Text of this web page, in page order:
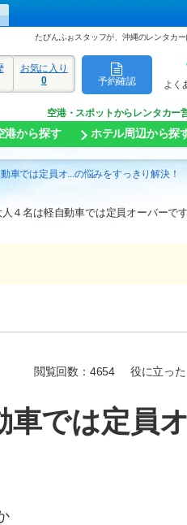
たびんふぉスタッフが、沖縄のレンタカ
よく
予約確認
お気に入り
0
空港・スポットからレンタカー
港から探す ホテル周辺から探
車では定員オ...の悩みをすっきり解決！
人４名は軽自動車では定員オーバーで
閲覧回数： 4654 役に立った
車では定員